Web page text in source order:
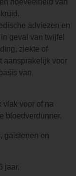
hoeveelheid van
adviezen en
geval van twijfel
ziekte of
aansprakelijk voor
van
vlak voor of na
bloedverdunner.
galstenen en
jaar.